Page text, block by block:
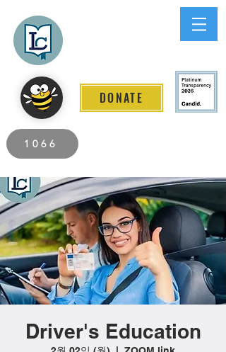
DONATE
1066
Driver's Education